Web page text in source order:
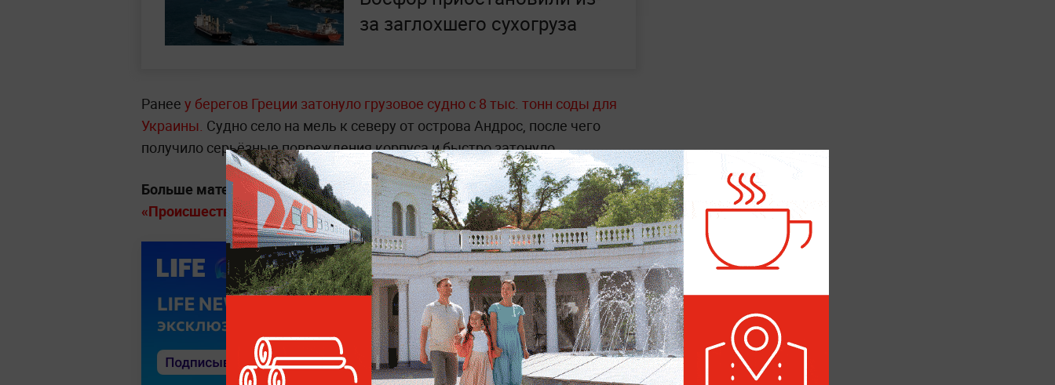
за заглохшего сухогруза
Ранее у берегов Греции затонуло грузовое судно с 8 тыс. тонн соды для
Украины. Судно село на мель к северу от острова Андрос, после чего
получило серьёзные повреждения корпуса и быстро затонуло.
Больше материалов о громких инцидентах и расследованиях —в разделе
«Происшествия» на Life.ru.